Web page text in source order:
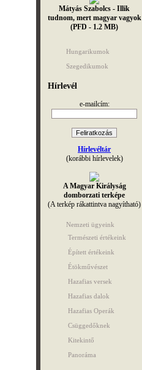
Mátyás Szabolcs - Illik
tudnom, mert magyar vagyok
(PFD - 1.2 MB)
Hungarikumok
Szegedikumok
Hírlevél
e-mailcím:
Hírlevéltár
(korábbi hírlevelek)
A Magyar Királyság
domborzati terképe
(A terkép rákattintva nagyítható)
Nemzeti ügyeink
Természeti értékeink
Épített értékeink
Étökművészet
Hazafias versek
Hazafias dalok
Hazafias Operák
Csüggedőknek
Kitekintő
Panoráma